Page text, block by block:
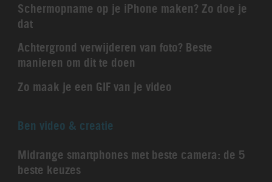
Schermopname op je iPhone maken? Zo doe je
dat
Achtergrond verwijderen van foto? Beste
manieren om dit te doen
Zo maak je een GIF van je video
Ben video & creatie
Midrange smartphones met beste camera: de 5
beste keuzes